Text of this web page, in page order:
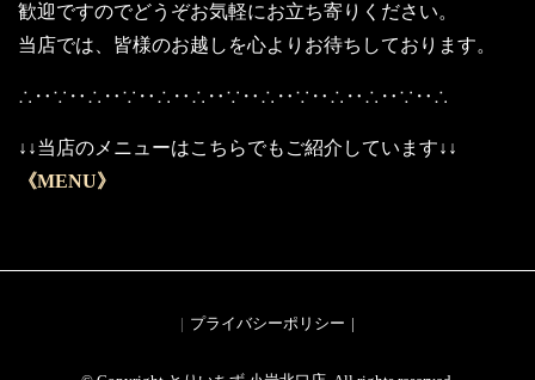
歓迎ですのでどうぞお気軽にお立ち寄りください。
当店では、皆様のお越しを心よりお待ちしております。
∴‥∵‥∴‥∵‥∴‥∴‥∵‥∴‥∵‥∴‥∴‥∵‥∴
↓↓当店のメニューはこちらでもご紹介しています↓↓
《MENU》
プライバシーポリシー